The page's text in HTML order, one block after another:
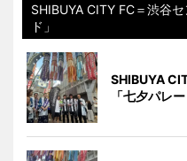
SHIBUYA CITY FC＝渋谷
ド」
SHIBUYA
「七夕パレー